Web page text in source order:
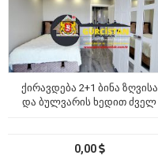
ქირავდება 2+1 ბინა ზღვისა
და ბულვარის ხედით ძველ
0,00